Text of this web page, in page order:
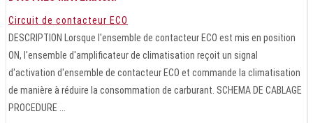
Circuit de contacteur ECO
DESCRIPTION Lorsque l'ensemble de contacteur ECO est mis en position
ON, l'ensemble d'amplificateur de climatisation reçoit un signal
d'activation d'ensemble de contacteur ECO et commande la climatisation
de manière à réduire la consommation de carburant. SCHEMA DE CABLAGE
PROCEDURE ...